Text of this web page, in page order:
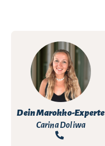
Dein Marokko-Experte
Carina Doliwa